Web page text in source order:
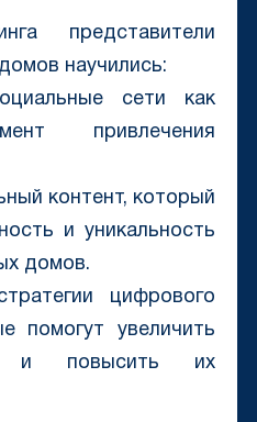
представители
научились:
сети как
привлечения
контент, который
и уникальность
домов.
цифрового
помогут увеличить
и повысить их